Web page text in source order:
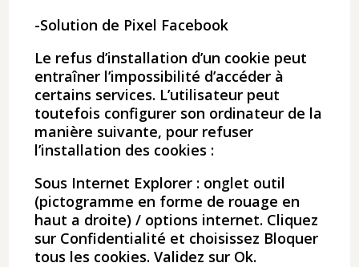
-Solution de Pixel Facebook
Le refus d’installation d’un cookie peut
entraîner l’impossibilité d’accéder à
certains services. L’utilisateur peut
toutefois configurer son ordinateur de la
manière suivante, pour refuser
l’installation des cookies :
Sous Internet Explorer : onglet outil
(pictogramme en forme de rouage en
haut a droite) / options internet. Cliquez
sur Confidentialité et choisissez Bloquer
tous les cookies. Validez sur Ok.